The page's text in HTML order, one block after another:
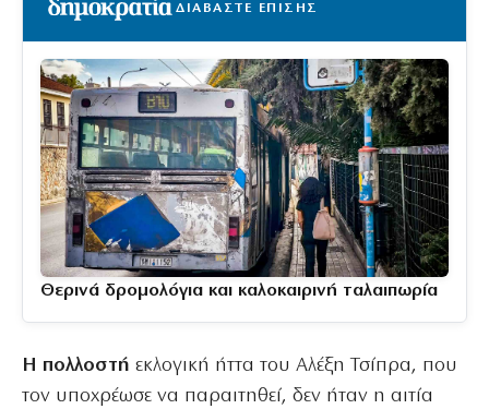
ΔΙΑΒΑΣΤΕ ΕΠΙΣΗΣ
Θερινά δρομολόγια και καλοκαιρινή ταλαιπωρία
Η πολλοστή εκλογική ήττα του Αλέξη Τσίπρα, που
τον υποχρέωσε να παραιτηθεί, δεν ήταν η αιτία